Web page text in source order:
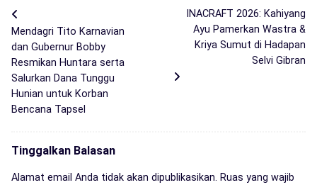
Mendagri Tito Karnavian
dan Gubernur Bobby
Resmikan Huntara serta
Salurkan Dana Tunggu
Hunian untuk Korban
Bencana Tapsel
INACRAFT 2026: Kahiyang
Ayu Pamerkan Wastra &
Kriya Sumut di Hadapan
Selvi Gibran
Tinggalkan Balasan
Alamat email Anda tidak akan dipublikasikan. Ruas yang wajib